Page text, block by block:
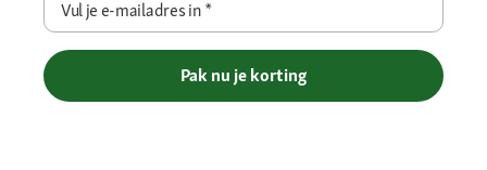
Vul je e-mailadres in*
Pak nu je korting